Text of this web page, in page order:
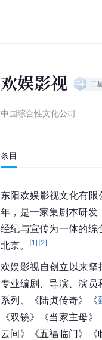
欢娱影视 二
中国综合性文化公司
条目
东阳欢娱影视文化有
年，是一家集剧本研发
经纪与宣传为一体的
北京。
[1] [2]
欢娱影视自创立以来坚
专业编剧、导演、演员
系列、《陆贞传奇》《
《双镜》《当家主母》
云间》《五福临门》《